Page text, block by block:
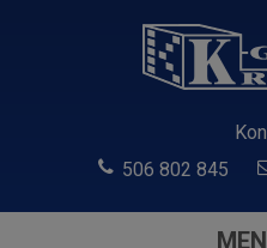
506 802 845